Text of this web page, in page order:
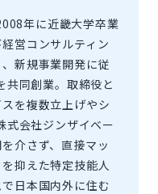
年に近畿大学卒業
営コンサルティン
新規事業開発に従
同創業。取締役と
を複数立上げやシ
式会社ジンザイベー
介さず、直接マッ
抑えた特定技能人
日本国内外に住む